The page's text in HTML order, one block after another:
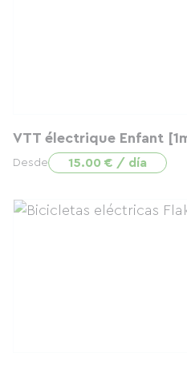
VTT électrique Enfant
Desde 15.00 € / día